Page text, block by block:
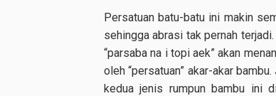
Persatuan batu-batu ini makin
sehingga abrasi tak pernah
“parsaba na i topi aek” akan
oleh “persatuan” akar-akar
kedua jenis rumpun bambu ini